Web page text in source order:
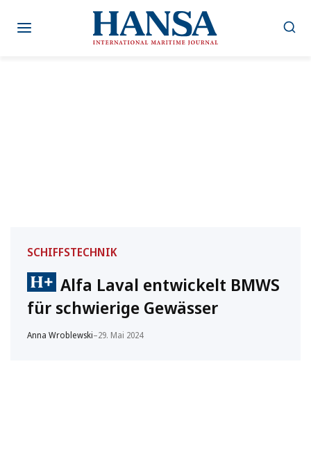
Inhalt
SCHIFFSTECHNIK
Alfa Laval entwickelt BMWS
für schwierige Gewässer
Anna Wroblewski–29. Mai 2024